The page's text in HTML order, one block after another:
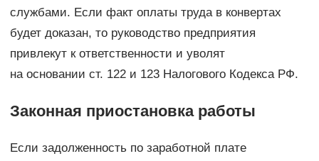
службами. Если факт оплаты труда в конвертах
будет доказан, то руководство предприятия
привлекут к ответственности и уволят
на основании ст. 122 и 123 Налогового Кодекса РФ.
Законная приостановка работы
Если задолженность по заработной плате